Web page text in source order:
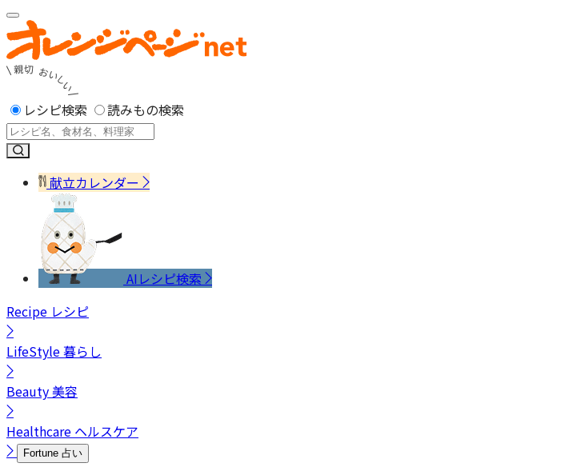
レシピ検索 読みもの検索
献立カレンダー
AIレシピ検索
Recipe レシピ
LifeStyle暮らし
Beauty美容
Healthcare ヘルスケア
Fortune 占い